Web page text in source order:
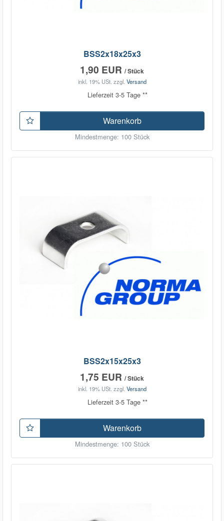
BSS2x18x25x3
1,90 EUR / Stück
inkl. 19% USt. zzgl. Versand
Lieferzeit 3-5 Tage **
Warenkorb
Mindestmenge: 100 Stück
BSS2x15x25x3
1,75 EUR / Stück
inkl. 19% USt. zzgl. Versand
Lieferzeit 3-5 Tage **
Warenkorb
Mindestmenge: 100 Stück